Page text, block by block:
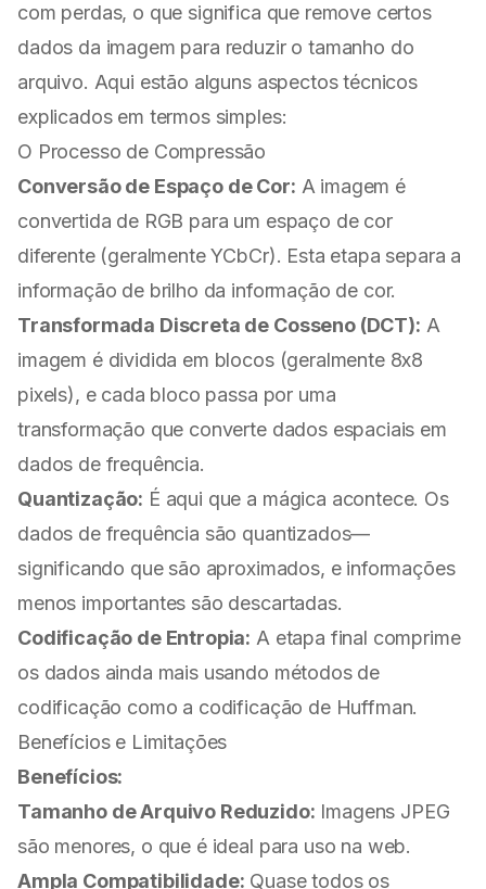
com perdas, o que significa que remove certos
dados da imagem para reduzir o tamanho do
arquivo. Aqui estão alguns aspectos técnicos
explicados em termos simples:
O Processo de Compressão
Conversão de Espaço de Cor: A imagem é
convertida de RGB para um espaço de cor
diferente (geralmente YCbCr). Esta etapa separa a
informação de brilho da informação de cor.
Transformada Discreta de Cosseno (DCT): A
imagem é dividida em blocos (geralmente 8x8
pixels), e cada bloco passa por uma
transformação que converte dados espaciais em
dados de frequência.
Quantização: É aqui que a mágica acontece. Os
dados de frequência são quantizados—
significando que são aproximados, e informações
menos importantes são descartadas.
Codificação de Entropia: A etapa final comprime
os dados ainda mais usando métodos de
codificação como a codificação de Huffman.
Benefícios e Limitações
Benefícios:
Tamanho de Arquivo Reduzido: Imagens JPEG
são menores, o que é ideal para uso na web.
Ampla Compatibilidade: Quase todos os